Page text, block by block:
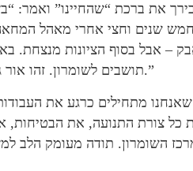
בירך את ברכת “שהחיינו” ואמר:
שנים וחצי אחרי מאהל
– אבל בסוף הציונות מנצחת.
תושבים לשומרון. זהו אור גדול בימים הקשים של מלחמה, אור של ציונות, זה חלק מהניצחון.”
כל צורת התנועה, את הבטיחות,
השומרון. תודה מעומק הלב